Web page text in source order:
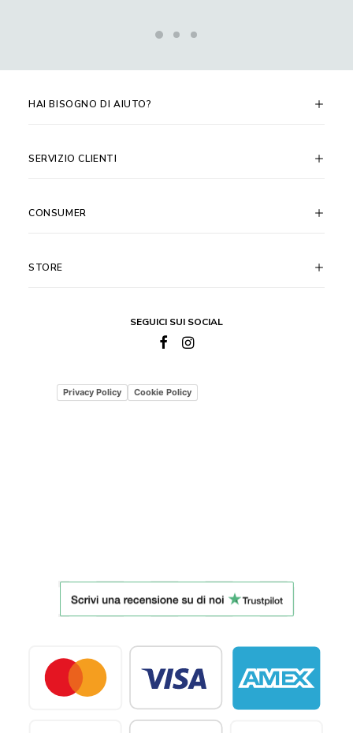
HAI BISOGNO DI AIUTO?
SERVIZIO CLIENTI
CONSUMER
STORE
SEGUICI SUI SOCIAL
Privacy Policy Cookie Policy